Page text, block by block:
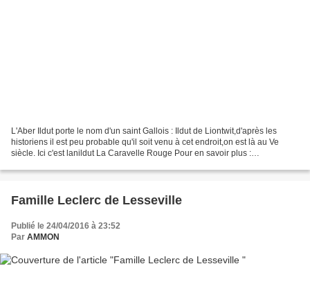
L'Aber Ildut porte le nom d'un saint Gallois : Ildut de Liontwit,d'après les
historiens il est peu probable qu'il soit venu à cet endroit,on est là au Ve
siècle. Ici c'est lanildut La Caravelle Rouge Pour en savoir plus :
Famille Leclerc de Lesseville
Publié le 24/04/2016 à 23:52
Par AMMON